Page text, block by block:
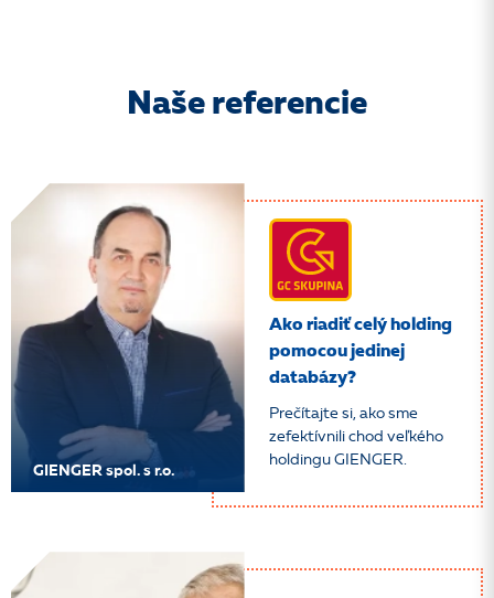
Naše referencie
GIENGER spol. s r.o.
Ako riadiť celý holding
pomocou jedinej
databázy?
Prečítajte si, ako sme
zefektívnili chod veľkého
holdingu GIENGER.